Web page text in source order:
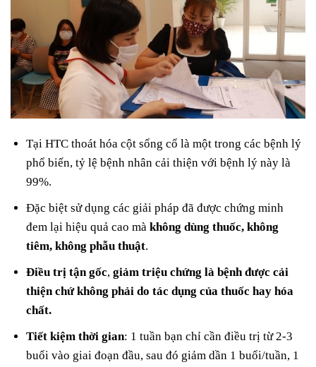
Tại HTC thoát hóa cột sống cổ là một trong các bệnh lý
phổ biến, tỷ lệ bệnh nhân cải thiện với bệnh lý này là
99%.
Đặc biệt sử dụng các giải pháp đã được chứng minh
đem lại hiệu quả cao màkhông dùng thuốc, không
tiêm, không phẫu thuật.
Điều trị tận gốc,giảm triệu chứng là bệnh được cải
thiện chứ không phải do tác dụng của thuốc hay hóa
chất.
Tiết kiệm thời gian: 1 tuần bạn chỉ cần điều trị từ 2-3
buổi vào giai đoạn đầu, sau đó giảm dần 1 buổi/tuần, 1